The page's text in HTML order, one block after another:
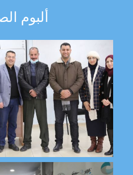
دراسة رأي النخبة تجاه
المساهمة في وضع
للمؤسسات والهئيات.
المساعدة في إيجاد
المعطيات وتقديم
تنظيم وتنفيذ البرامج
تطوير وتفعيل الأداء
للمؤسسات والهيئات.
اعرف المزيد
ألبوم